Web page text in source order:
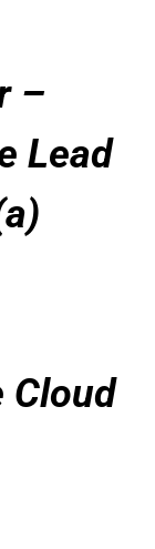
–
Lead
Cloud